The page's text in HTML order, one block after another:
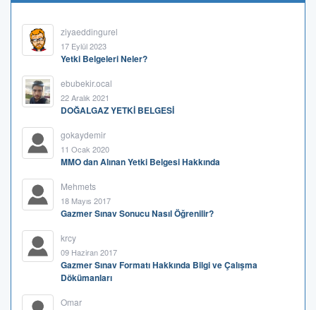
ziyaeddingurel
17 Eylül 2023
Yetki Belgeleri Neler?
ebubekir.ocal
22 Aralık 2021
DOĞALGAZ YETKİ BELGESİ
gokaydemir
11 Ocak 2020
MMO dan Alınan Yetki Belgesi Hakkında
Mehmets
18 Mayıs 2017
Gazmer Sınav Sonucu Nasıl Öğrenilir?
krcy
09 Haziran 2017
Gazmer Sınav Formatı Hakkında Bilgi ve Çalışma
Dökümanları
Omar